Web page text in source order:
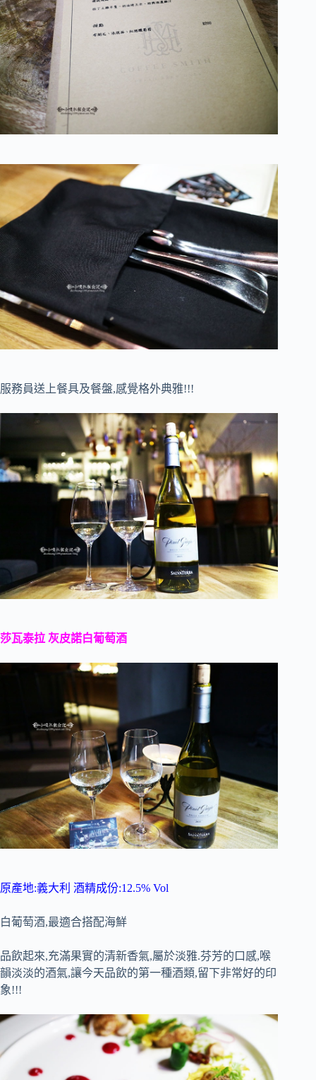
服務員送上餐具及餐盤,感覺格外典雅!!!
莎瓦泰拉 灰皮諾白葡萄酒
原產地:義大利 酒精成份:12.5% Vol
白葡萄酒,最適合搭配海鮮
品飲起來,充滿果實的清新香氣,屬於淡雅.芬芳的口感,喉
韻淡淡的酒氣,讓今天品飲的第一種酒類,留下非常好的印
象!!!